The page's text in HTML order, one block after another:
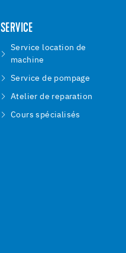
SERVICE
Service location de
machine
Service de pompage
Atelier de reparation
Cours spécialisés